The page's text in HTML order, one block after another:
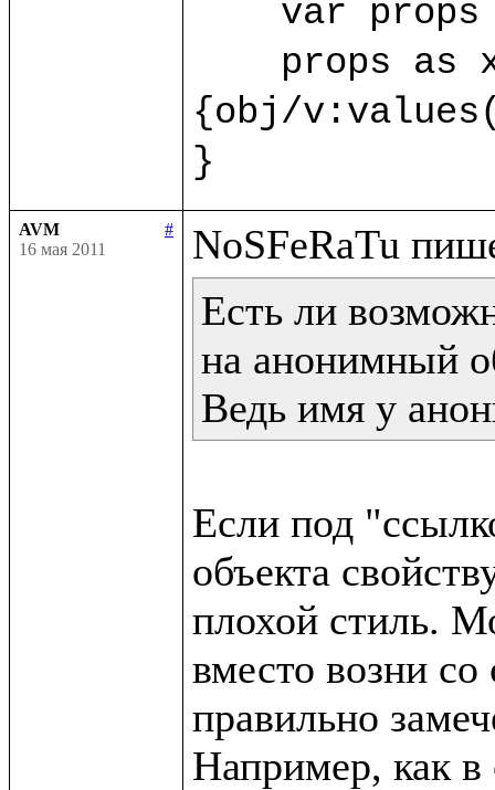
var props
props as
{obj/
}
AVM
#
16 мая 2011
Есть ли
на анонимный
Ведь имя у
Если под
объекта
плохой стиль.
вместо возни
правильно
Например, как